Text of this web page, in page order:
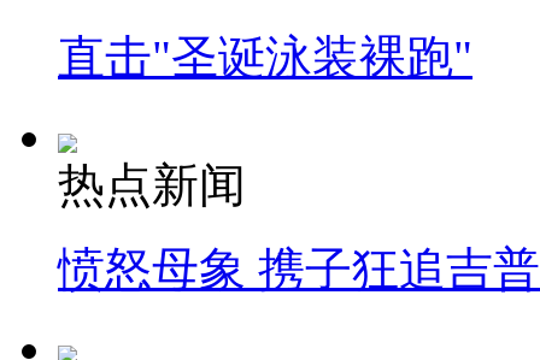
直击"圣诞泳装裸跑"
热点新闻
愤怒母象 携子狂追吉